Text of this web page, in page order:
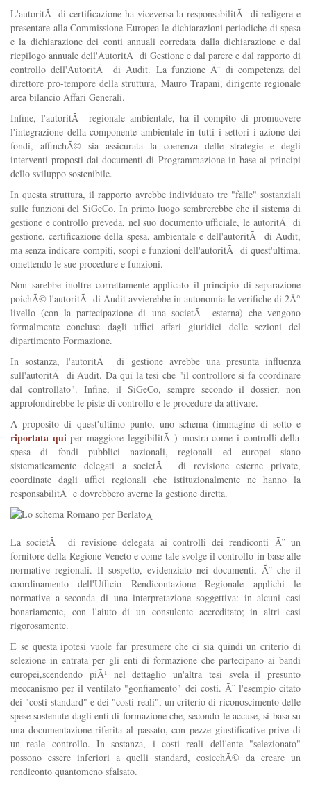
L'autoritÃ di certificazione ha viceversa la responsabilitÃ di redigere e
presentare alla Commissione Europea le dichiarazioni periodiche di spesa
e la dichiarazione dei conti annuali corredata dalla dichiarazione e dal
riepilogo annuale dell'AutoritÃ di Gestione e dal parere e dal rapporto di
controllo dell'AutoritÃ di Audit. La funzione Ã¨ di competenza del
direttore pro-tempore della struttura, Mauro Trapani, dirigente regionale
area bilancio Affari Generali.
Infine, l'autoritÃ regionale ambientale, ha il compito di promuovere
l'integrazione della componente ambientale in tutti i settori i azione dei
fondi, affinchÃ© sia assicurata la coerenza delle strategie e degli
interventi proposti dai documenti di Programmazione in base ai principi
dello sviluppo sostenibile.
In questa struttura, il rapporto avrebbe individuato tre "falle" sostanziali
sulle funzioni del SiGeCo. In primo luogo sembrerebbe che il sistema di
gestione e controllo preveda, nel suo documento ufficiale, le autoritÃ di
gestione, certificazione della spesa, ambientale e dell'autoritÃ di Audit,
ma senza indicare compiti, scopi e funzioni dell'autoritÃ di quest'ultima,
omettendo le sue procedure e funzioni.
Non sarebbe inoltre correttamente applicato il principio di separazione
poichÃ© l'autoritÃ di Audit avvierebbe in autonomia le verifiche di 2Â°
livello (con la partecipazione di una societÃ esterna) che vengono
formalmente concluse dagli uffici affari giuridici delle sezioni del
dipartimento Formazione.
In sostanza, l'autoritÃ di gestione avrebbe una presunta influenza
sull'autoritÃ di Audit. Da qui la tesi che "il controllore si fa coordinare
dal controllato". Infine, il SiGeCo, sempre secondo il dossier, non
approfondirebbe le piste di controllo e le procedure da attivare.
A proposito di quest'ultimo punto, uno schema (immagine di sotto e
riportata quiper maggiore leggibilitÃ ) mostra come i controlli della
spesa di fondi pubblici nazionali, regionali ed europei siano
sistematicamente delegati a societÃ di revisione esterne private,
coordinate dagli uffici regionali che istituzionalmente ne hanno la
responsabilitÃ e dovrebbero averne la gestione diretta.
Â
La societÃ di revisione delegata ai controlli dei rendiconti Ã¨ un
fornitore della Regione Veneto e come tale svolge il controllo in base alle
normative regionali. Il sospetto, evidenziato nei documenti, Ã¨ che il
coordinamento dell'Ufficio Rendicontazione Regionale applichi le
normative a seconda di una interpretazione soggettiva: in alcuni casi
bonariamente, con l'aiuto di un consulente accreditato; in altri casi
rigorosamente.
E se questa ipotesi vuole far presumere che ci sia quindi un criterio di
selezione in entrata per gli enti di formazione che partecipano ai bandi
europei,scendendo piÃ¹ nel dettaglio un'altra tesi svela il presunto
meccanismo per il ventilato "gonfiamento" dei costi. Ãˆ l'esempio citato
dei "costi standard" e dei "costi reali", un criterio di riconoscimento delle
spese sostenute dagli enti di formazione che, secondo le accuse, si basa su
una documentazione riferita al passato, con pezze giustificative prive di
un reale controllo. In sostanza, i costi reali dell'ente "selezionato"
possono essere inferiori a quelli standard, cosicchÃ© da creare un
rendiconto quantomeno sfalsato.